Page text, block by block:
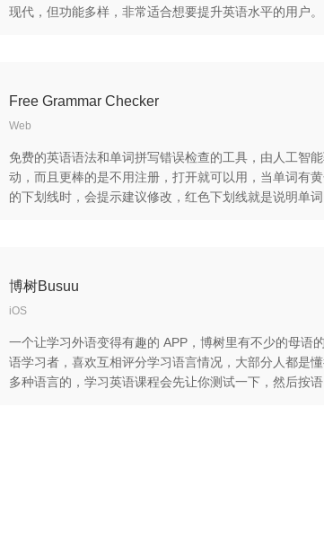
现代，但功能多样，非常适合想要提升英语水平的用户。
Free Grammar Checker
Web
免费的英语语法和单词拼写错误检查的工具，由人工智
动，而且更棒的是不用注册，打开就可以用，当单词有
的下划线时，会提示建议修改，红色下划线就是说明单词
博树Busuu
iOS
一个让学习外语变得有趣的 APP，博树里有不少的母语
语学习者，喜欢互相评分学习语言情况，大部分人都是
多种语言的，学习英语课程会先让你测试一下，然后按语